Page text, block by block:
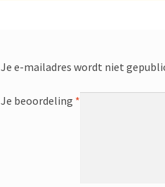
Je e-mailadres wordt niet
Je beoordeling *